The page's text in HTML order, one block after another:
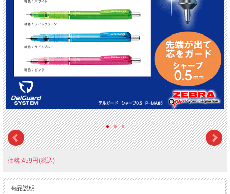
価格:459円(税込)
商品説明